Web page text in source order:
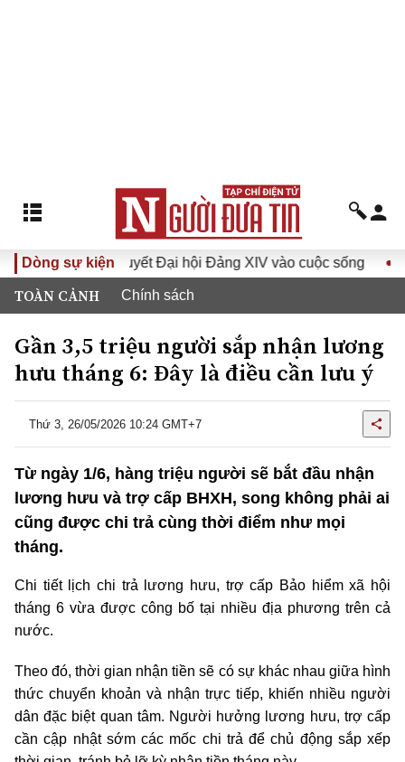
Dòng sự kiện
Nghị quyết Đại hội Đảng XIV vào cuộc sống Hướng
TOÀN CẢNH Chính sách
Gần 3,5 triệu người sắp nhận lương
hưu tháng 6: Đây là điều cần lưu ý
Thứ 3, 26/05/2026 10:24 GMT+7
Từ ngày 1/6, hàng triệu người sẽ bắt đầu nhận
lương hưu và trợ cấp BHXH, song không phải ai
cũng được chi trả cùng thời điểm như mọi
tháng.
Chi tiết lịch chi trả lương hưu, trợ cấp Bảo hiểm xã hội
tháng 6 vừa được công bố tại nhiều địa phương trên cả
nước.
Theo đó, thời gian nhận tiền sẽ có sự khác nhau giữa hình
thức chuyển khoản và nhận trực tiếp, khiến nhiều người
dân đặc biệt quan tâm. Người hưởng lương hưu, trợ cấp
cần cập nhật sớm các mốc chi trả để chủ động sắp xếp